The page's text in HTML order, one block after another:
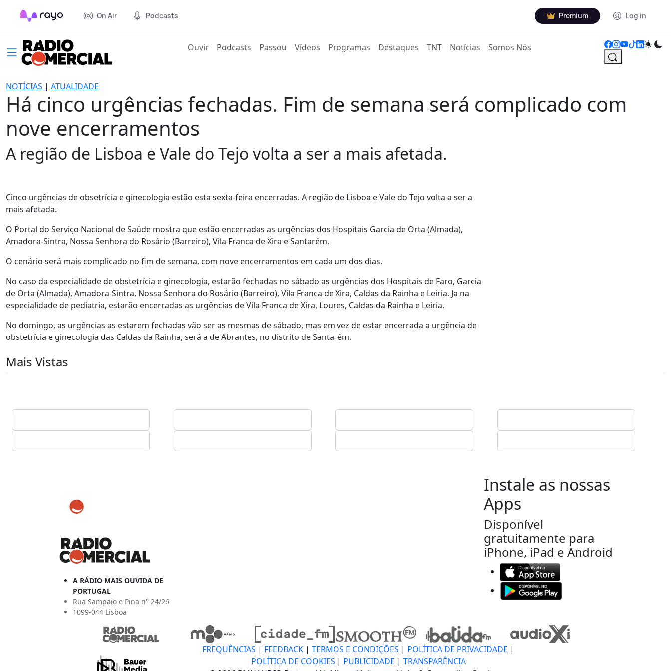
On Air Podcasts Premium Log in
Ouvir(current)
Podcasts Passou Vídeos Programas Destaques TNT Notícias Somos Nós
NOTÍCIAS | ATUALIDADE
Há cinco urgências fechadas. Fim de semana será complicado com
nove encerramentos
A região de Lisboa e Vale do Tejo volta a ser a mais afetada.
Cinco urgências de obsetrícia e ginecologia estão esta sexta-feira encerradas. A região de Lisboa e Vale do Tejo volta a ser a
mais afetada.
O Portal do Serviço Nacional de Saúde mostra que estão encerradas as urgências dos Hospitais Garcia de Orta (Almada),
Amadora-Sintra, Nossa Senhora do Rosário (Barreiro), Vila Franca de Xira e Santarém.
O cenário será mais complicado no fim de semana, com nove encerramentos em cada um dos dias.
No caso da especialidade de obstetrícia e ginecologia, estarão fechadas no sábado as urgências dos Hospitais de Faro, Garcia
de Orta (Almada), Amadora-Sintra, Nossa Senhora do Rosário (Barreiro), Vila Franca de Xira, Caldas da Rainha e Leiria. Ja na
especialidade de pediatria, estarão encerradas as urgências de Vila Franca de Xira, Loures, Caldas da Rainha e Leiria.
No domingo, as urgências as estarem fechadas vão ser as mesmas de sábado, mas em vez de estar encerrada a urgência de
obstetrícia e ginecologia das Caldas da Rainha, será a de Abrantes, no distrito de Santarém.
Mais Vistas
A RÁDIO MAIS OUVIDA DE
PORTUGAL
Rua Sampaio e Pina n° 24/26
1099-044 Lisboa
Instale as nossas
Apps
Disponível
gratuitamente para
iPhone, iPad e Android
FREQUÊNCIAS | FEEDBACK | TERMOS E CONDIÇÕES | POLÍTICA DE PRIVACIDADE |
POLÍTICA DE COOKIES | PUBLICIDADE | TRANSPARÊNCIA